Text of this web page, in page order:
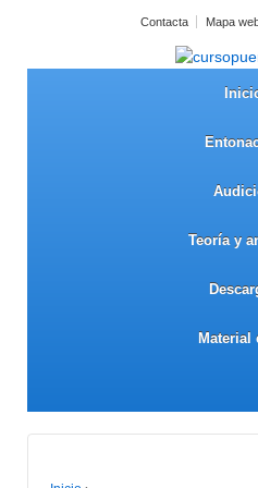
Contacta Mapa
Teoría y
Material